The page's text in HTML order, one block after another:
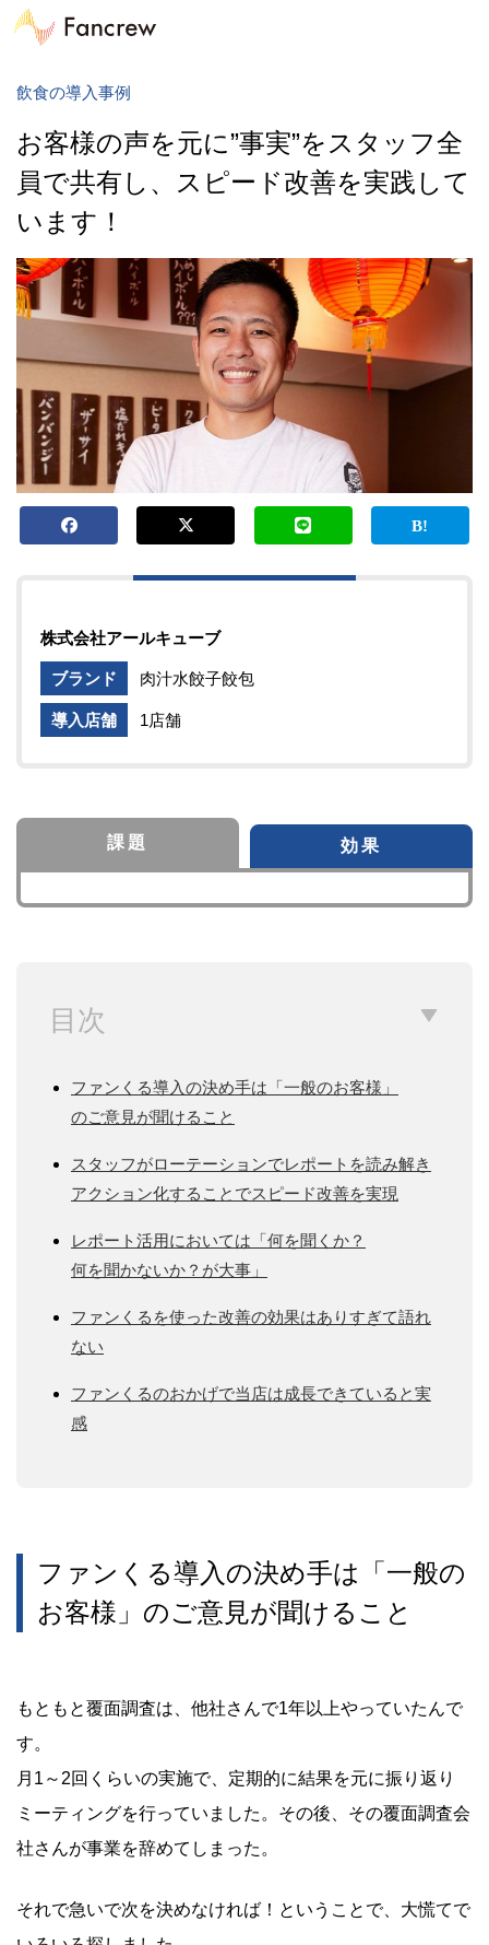
飲食の導入事例
お客様の声を元に”事実”をスタッフ全
員で共有し、スピード改善を実践して
います！
株式会社アールキューブ
ブランド 肉汁水餃子餃包
導入店舗 1店舗
課題 効果
目次
ファンくる導入の決め手は「一般のお客様」
のご意見が聞けること
スタッフがローテーションでレポートを読み解き
アクション化することでスピード改善を実現
レポート活用においては「何を聞くか？
何を聞かないか？が大事」
ファンくるを使った改善の効果はありすぎて語れ
ない
ファンくるのおかげで当店は成長できていると実
感
ファンくる導入の決め手は「一般の
お客様」のご意見が聞けること
もともと覆面調査は、他社さんで1年以上やっていたんで
す。
月1～2回くらいの実施で、定期的に結果を元に振り返り
ミーティングを行っていました。その後、その覆面調査会
社さんが事業を辞めてしまった。
それで急いで次を決めなければ！ということで、大慌てで